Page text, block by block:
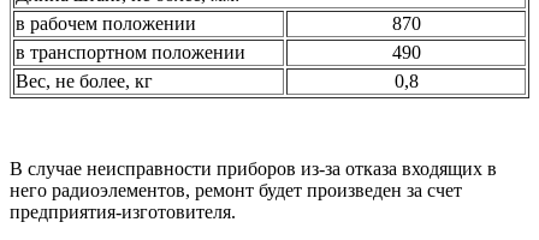
в рабочем положении
870
в транспортном положении
490
Вес, не более, кг
0,8
В случае неисправности приборов из-за отказа входящих в
него радиоэлементов, ремонт будет произведен за счет
предприятия-изготовителя.